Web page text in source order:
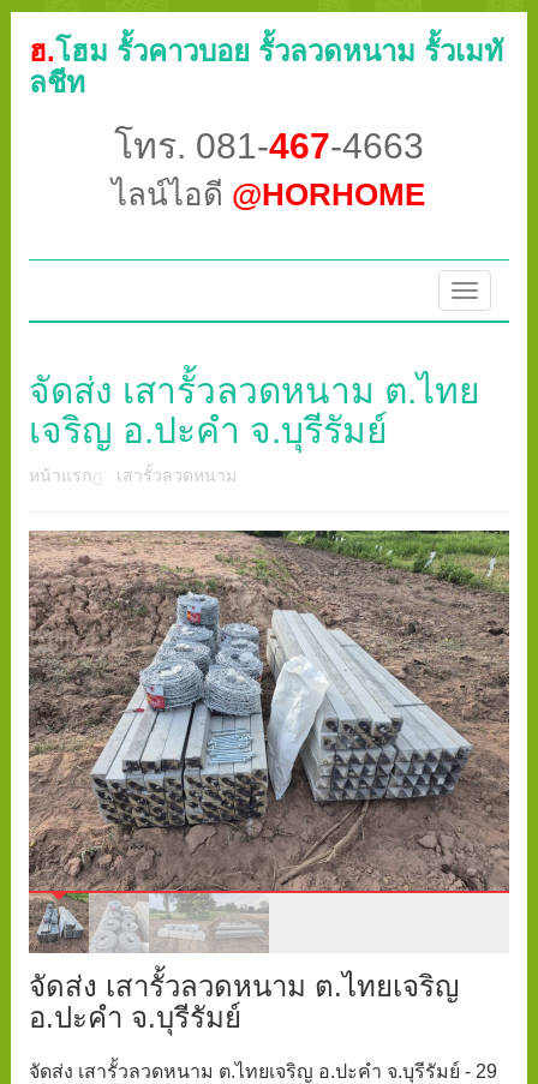
ฮ.โฮม รั้วคาวบอย รั้วลวดหนาม รั้วเมทั
ลชีท
โทร. 081-467-4663
ไลน์ไอดี @HORHOME
Toggle
จัดส่ง เสารั้วลวดหนาม ต.ไทย
เจริญ อ.ปะคำ จ.บุรีรัมย์
หน้าแรก เสารั้วลวดหนาม
จัดส่ง เสารั้วลวดหนาม ต.ไทยเจริญ
อ.ปะคำ จ.บุรีรัมย์
จัดส่ง เสารั้วลวดหนาม ต.ไทยเจริญ อ.ปะคำ จ.บุรีรัมย์ - 29